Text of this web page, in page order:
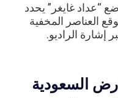
“عداد غايغر” يحدد
العناصر المخفية
إشارة الراديو.
السعودية